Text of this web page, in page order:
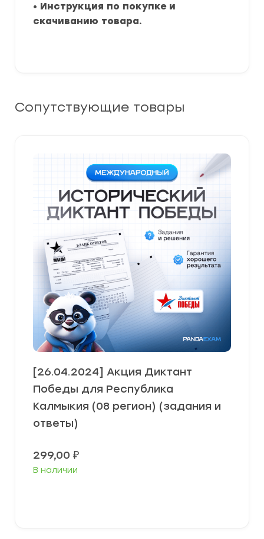
• Инструкция по покупке и
скачиванию товара.
Сопутствующие товары
[26.04.2024] Акция Диктант
Победы для Республика
Калмыкия (08 регион) (задания и
ответы)
299,00 ₽
В наличии